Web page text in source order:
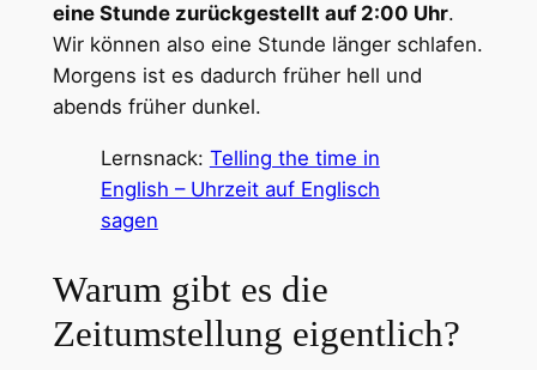
eine Stunde zurückgestellt auf 2:00 Uhr.
Wir können also eine Stunde länger schlafen.
Morgens ist es dadurch früher hell und
abends früher dunkel.
Lernsnack: Telling the time in
English – Uhrzeit auf Englisch
sagen
Warum gibt es die
Zeitumstellung eigentlich?